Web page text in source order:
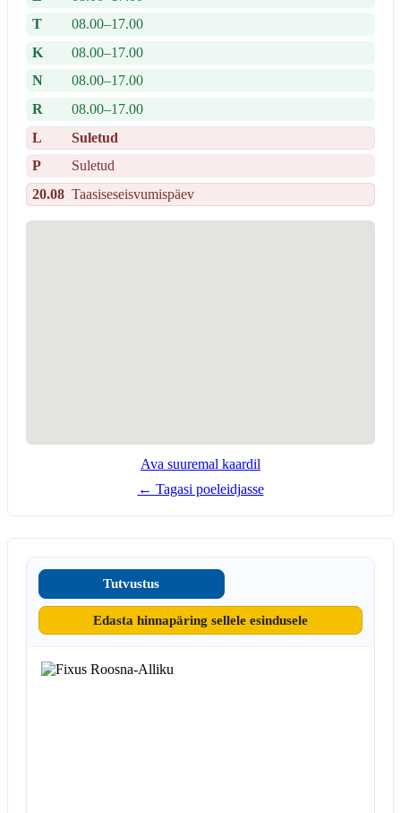
T
08.00–17.00
K
08.00–17.00
N
08.00–17.00
R
08.00–17.00
L
Suletud
P
Suletud
20.08 Taasiseseisvumispäev
Ava suuremal kaardil
← Tagasi poeleidjasse
Tutvustus
Edasta hinnapäring sellele esindusele